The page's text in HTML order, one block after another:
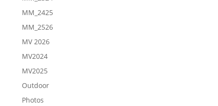
MM_2425
MM_2526
MV 2026
MV2024
MV2025
Outdoor
Photos